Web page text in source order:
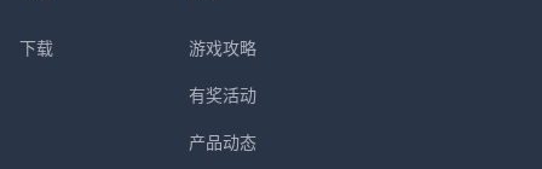
下载 游戏攻略
有奖活动
产品动态